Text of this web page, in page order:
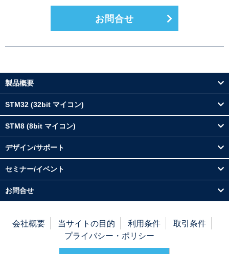
お問合せ
製品概要
STM32 (32bit マイコン)
STM8 (8bit マイコン)
デザイン/サポート
セミナー/イベント
お問合せ
会社概要 当サイトの目的 利用条件
取引条件
プライバシー・ポリシー